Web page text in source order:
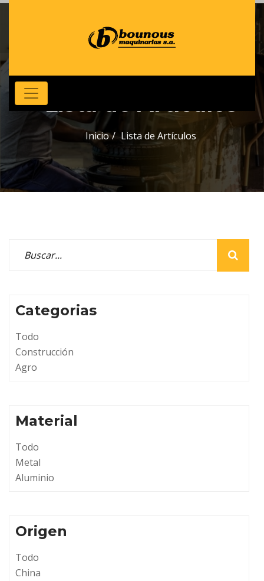
Lista de Artículos
Inicio Lista de Artículos
Categorias
Todo
Construcción
Agro
Material
Todo
Metal
Aluminio
Origen
Todo
China